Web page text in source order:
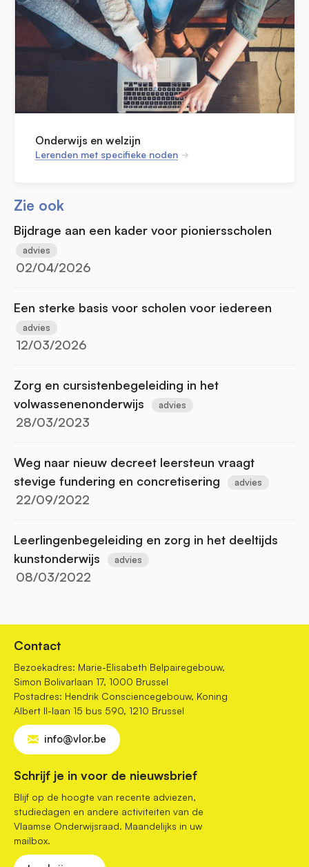
Onderwijs en welzijn
Lerenden met specifieke noden
Zie ook
Bijdrage aan een kader voor pioniersscholen
advies
02/04/2026
Een sterke basis voor scholen voor iedereen
advies
12/03/2026
Zorg en cursistenbegeleiding in het
volwassenenonderwijs
advies
28/03/2023
Weg naar nieuw decreet leersteun vraagt
stevige fundering en concretisering
advies
22/09/2022
Leerlingenbegeleiding en zorg in het deeltijds
kunstonderwijs
advies
08/03/2022
Contact
Bezoekadres: Marie-Elisabeth Belpairegebouw,
Simon Bolivarlaan 17, 1000 Brussel
Postadres: Hendrik Consciencegebouw, Koning
Albert II-laan 15 bus 590, 1210 Brussel
info@vlor.be
Schrijf je in voor de nieuwsbrief
Blijf op de hoogte van recente adviezen,
studiedagen en andere activiteiten van de
Vlaamse Onderwijsraad. Maandelijks in uw
mailbox.